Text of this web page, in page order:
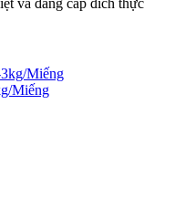
và đẳng cấp đích thực
Miếng